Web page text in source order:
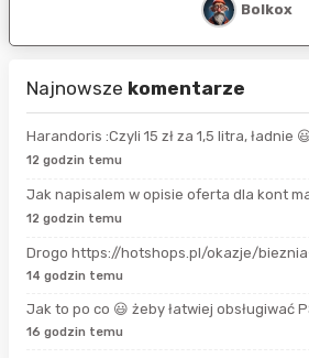
Bolkox
Najnowsze komentarze
Harandoris :Czyli 15 zł za 1,5 litra, ładnie
12 godzin temu
Jak napisalem w opisie oferta dla kont
12 godzin temu
Drogo https://hotshops.pl/okazje/
14 godzin temu
Jak to po co 😃 żeby łatwiej obsługiwać
16 godzin temu